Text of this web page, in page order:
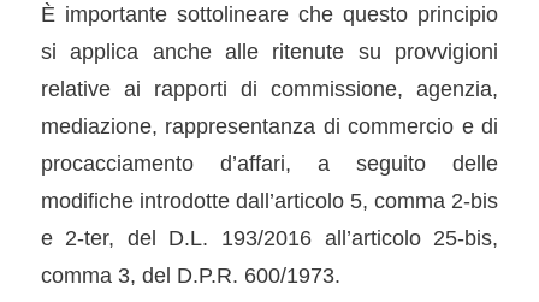
È importante sottolineare che questo principio
si applica anche alle ritenute su provvigioni
relative ai rapporti di commissione, agenzia,
mediazione, rappresentanza di commercio e di
procacciamento d’affari, a seguito delle
modifiche introdotte dall’articolo 5, comma 2-bis
e 2-ter, del D.L. 193/2016 all’articolo 25-bis,
comma 3, del D.P.R. 600/1973.